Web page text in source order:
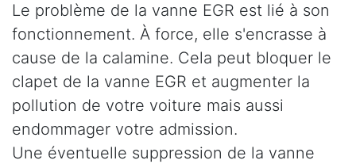
Le problème de la vanne EGR est lié à son
fonctionnement. À force, elle s'encrasse à
cause de la calamine. Cela peut bloquer le
clapet de la vanne EGR et augmenter la
pollution de votre voiture mais aussi
endommager votre admission.
Une éventuelle suppression de la vanne